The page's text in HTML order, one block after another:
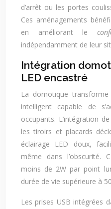
d’arrêt ou les portes
Ces aménagements
en améliorant le
indépendamment de leur
Intégration
LED encastré
La domotique transforme
intelligent capable de
occupants. L’intégration
les tiroirs et placards
éclairage LED doux,
même dans l’obscurité.
moins de 2W par point
durée de vie supérieure à
Les prises USB intégrées